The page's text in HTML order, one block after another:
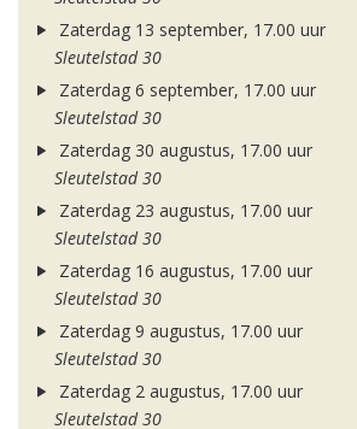
Zaterdag 13 september, 17.00 uur
Sleutelstad 30
Zaterdag 6 september, 17.00 uur
Sleutelstad 30
Zaterdag 30 augustus, 17.00 uur
Sleutelstad 30
Zaterdag 23 augustus, 17.00 uur
Sleutelstad 30
Zaterdag 16 augustus, 17.00 uur
Sleutelstad 30
Zaterdag 9 augustus, 17.00 uur
Sleutelstad 30
Zaterdag 2 augustus, 17.00 uur
Sleutelstad 30